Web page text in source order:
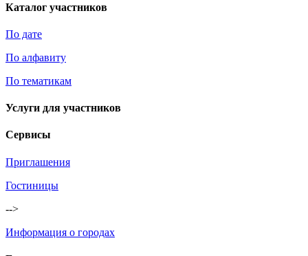
Каталог участников
По дате
По алфавиту
По тематикам
Услуги для участников
Сервисы
Приглашения
Гостиницы
-->
Информация о городах